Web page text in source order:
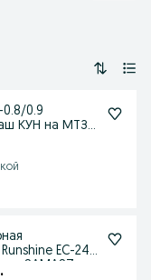
0.8/0.9
КУН на МТЗ
EC-240
SAMASZ